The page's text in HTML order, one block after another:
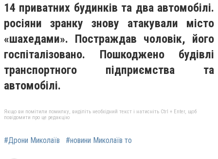
14 приватних будинків та два автомобілі.
росіяни зранку знову атакували місто
«шахедами». Постраждав чоловік, його
госпіталізовано. Пошкоджено будівлі
транспортного підприємства та
автомобілі.
Якщо ви помітили помилку, виділіть необхідний текст і натисніть Ctrl + Enter, щоб
повідомити про це редакцію
#Дрони Миколаїв #новини Миколаїв то